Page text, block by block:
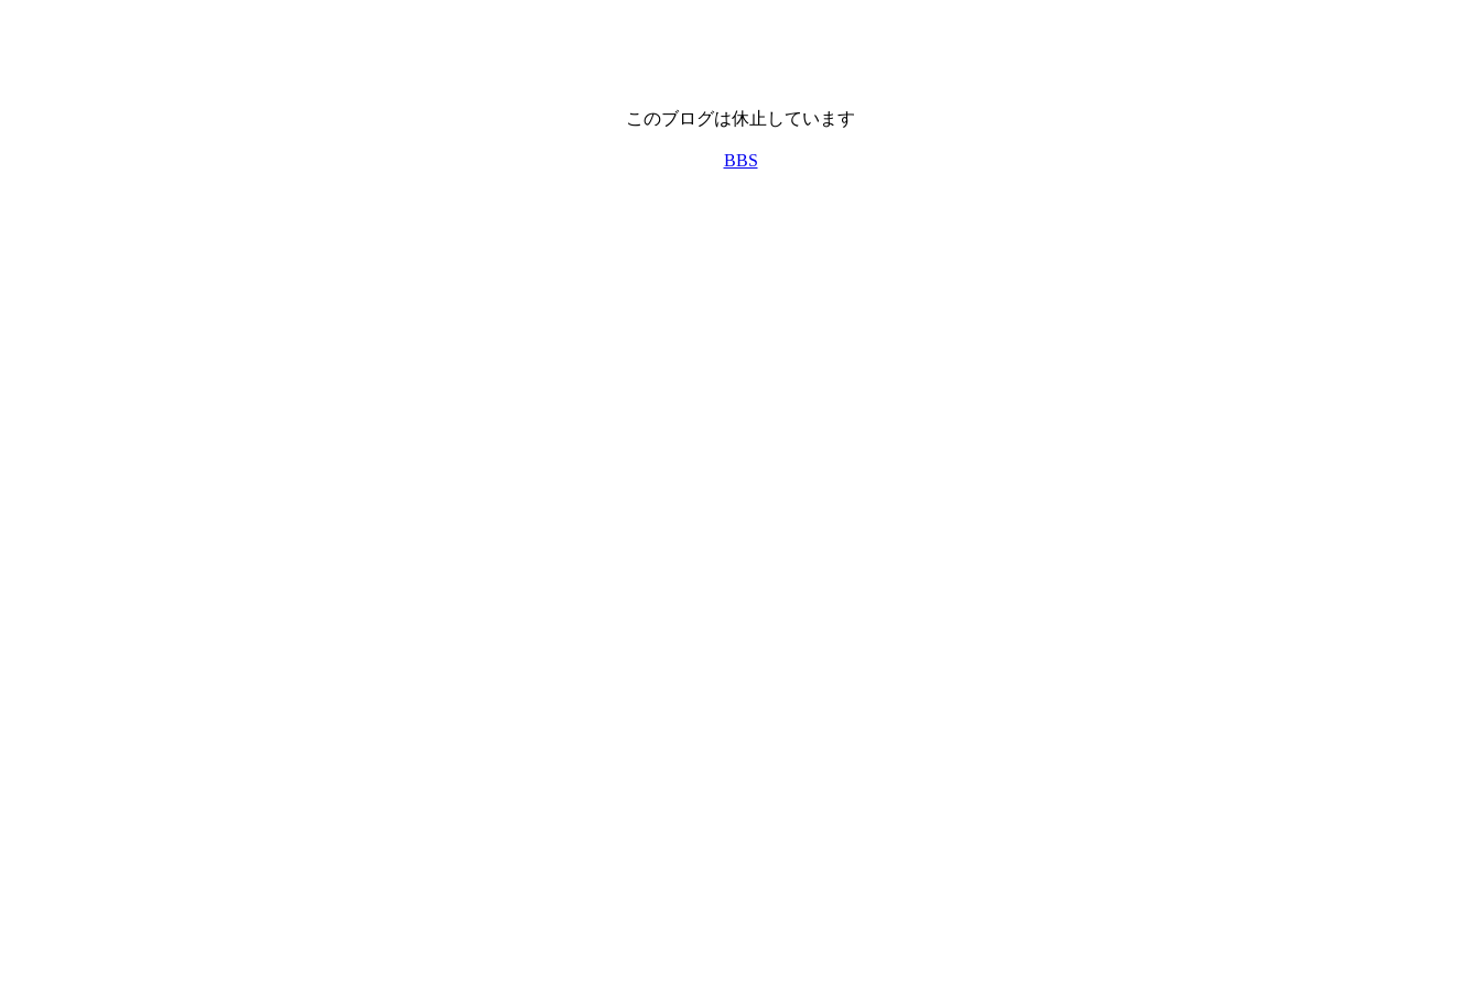
このブログは休止しています
BBS